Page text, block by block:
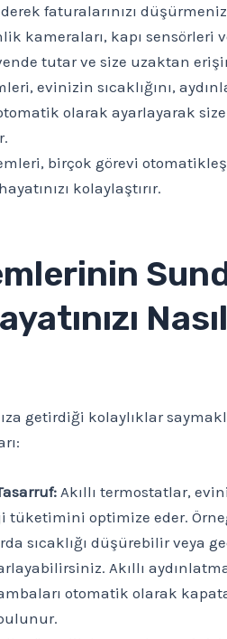
faturalarınızı
kameraları, kapı sensörleri
tutar ve size uzaktan
evinizin sıcaklığını,
olarak ayarlayarak
birçok görevi
kolaylaştırır.
Nasıl
getirdiği kolaylıklar
Akıllı termostatlar,
tüketimini optimize eder.
sıcaklığı düşürebilir veya
Akıllı
otomatik olarak